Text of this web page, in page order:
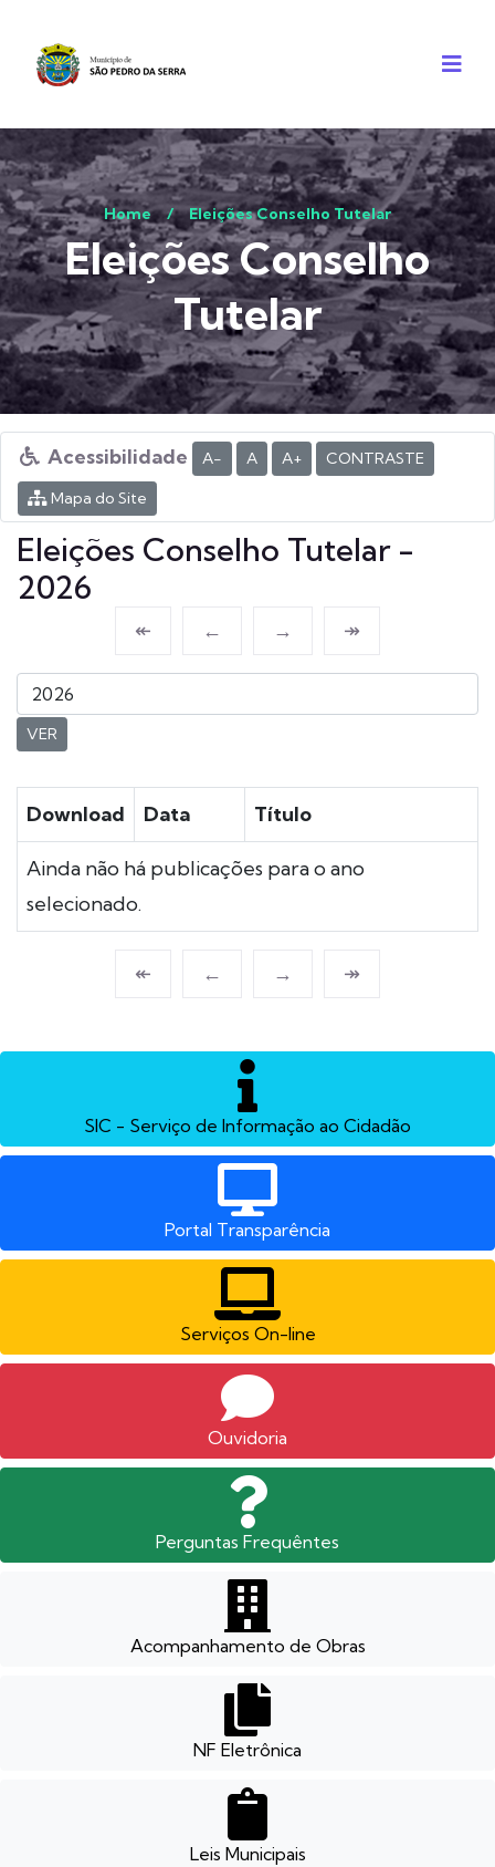
Home / Eleições Conselho Tutelar
Eleições Conselho
Tutelar
Acessibilidade A- A A+
CONTRASTE
Mapa do Site
Eleições Conselho Tutelar -
2026
↞ ← → ↠
VER
Download Data Título
Ainda não há publicações para o ano
selecionado.
↞ ← → ↠
SIC - Serviço de Informação ao Cidadão
Portal Transparência
Serviços On-line
Ouvidoria
Perguntas Frequêntes
Acompanhamento de Obras
NF Eletrônica
Leis Municipais